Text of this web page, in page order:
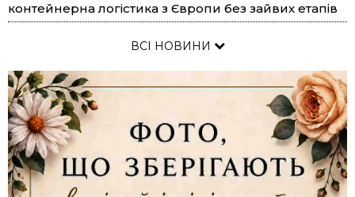
контейнерна логістика з Європи без зайвих етапів
ВСІ НОВИНИ